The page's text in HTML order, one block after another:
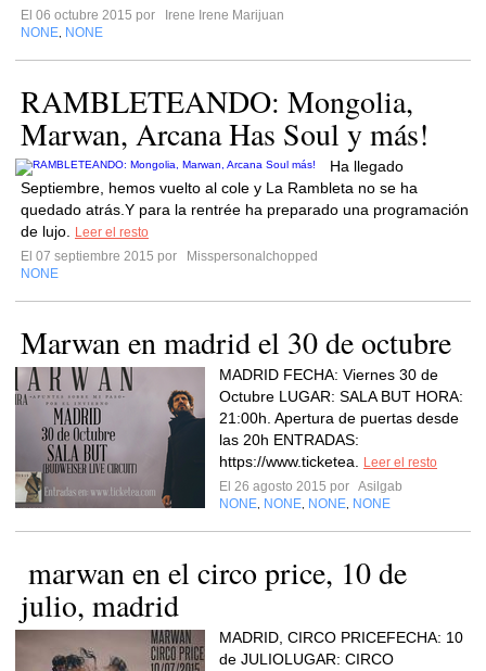
El 06 octubre 2015 por
Irene Irene Marijuan
NONE NONE
RAMBLETEANDO: Mongolia,
Marwan, Arcana Has Soul y más!
Ha llegado
Septiembre, hemos vuelto al cole y La Rambleta no se ha
quedado atrás.Y para la rentrée ha preparado una programación
de lujo.
Leer el resto
El 07 septiembre 2015 por
Misspersonalchopped
NONE
Marwan en madrid el 30 de octubre
MADRID FECHA: Viernes 30 de
Octubre LUGAR: SALA BUT HORA:
21:00h. Apertura de puertas desde
las 20h ENTRADAS:
https://www.ticketea.
Leer el resto
El 26 agosto 2015 por Asilgab
NONE NONE NONE NONE
julio, madrid
MADRID, CIRCO PRICEFECHA: 10
de JULIOLUGAR: CIRCO